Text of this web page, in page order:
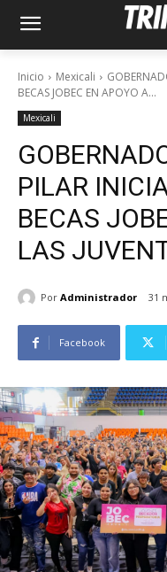
Inicio Mexicali
BECAS JOBEC EN APOYO A...
Mexicali
PILAR
BECAS
LAS
Por Administrador 31
Facebook